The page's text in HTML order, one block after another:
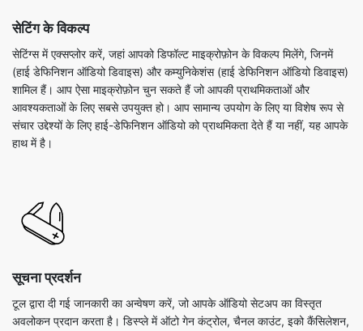
सेटिंग के विकल्प
सेटिंग्स में एक्सप्लोर करें, जहां आपको डिफॉल्ट माइक्रोफ़ोन के विकल्प मिलेंगे, जिनमें
(हाई डेफिनिशन ऑडियो डिवाइस) और कम्युनिकेशंस (हाई डेफिनिशन ऑडियो डिवाइस)
शामिल हैं। आप ऐसा माइक्रोफ़ोन चुन सकते हैं जो आपकी प्राथमिकताओं और
आवश्यकताओं के लिए सबसे उपयुक्त हो। आप सामान्य उपयोग के लिए या विशेष रूप से
संचार उद्देश्यों के लिए हाई-डेफिनिशन ऑडियो को प्राथमिकता देते हैं या नहीं, यह आपके
हाथ में है।
सूचना प्रदर्शन
टूल द्वारा दी गई जानकारी का अन्वेषण करें, जो आपके ऑडियो सेटअप का विस्तृत
अवलोकन प्रदान करता है। डिस्प्ले में ऑटो गेन कंट्रोल, चैनल काउंट, इको कैंसिलेशन,